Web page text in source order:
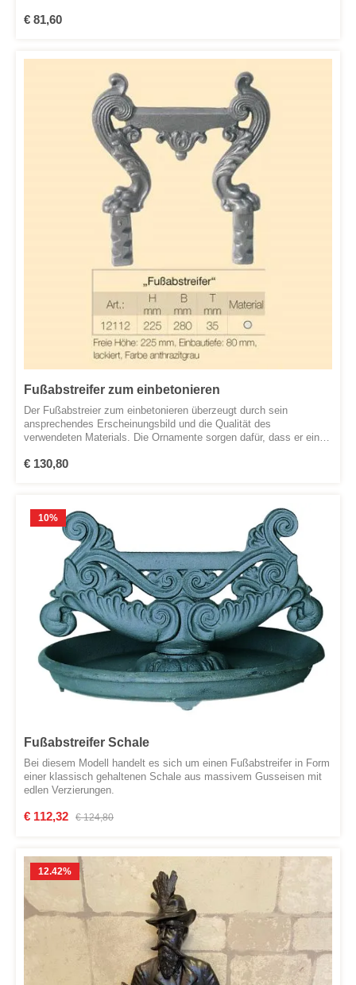
Regulärer Preis:
€ 81,60
Fußabstreifer zum einbetonieren
Der Fußabstreier zum einbetonieren überzeugt durch sein
ansprechendes Erscheinungsbild und die Qualität des
verwendeten Materials. Die Ornamente sorgen dafür, dass er ein
Regulärer Preis:
€ 130,80
10%
Fußabstreifer Schale
Bei diesem Modell handelt es sich um einen Fußabstreifer in Form
einer klassisch gehaltenen Schale aus massivem Gusseisen mit
edlen Verzierungen.
Verkaufspreis:
€ 112,32 Regulärer Preis:
€ 124,80
12.42%